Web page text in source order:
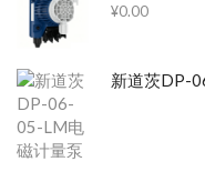
¥0.00
新道茨DP-